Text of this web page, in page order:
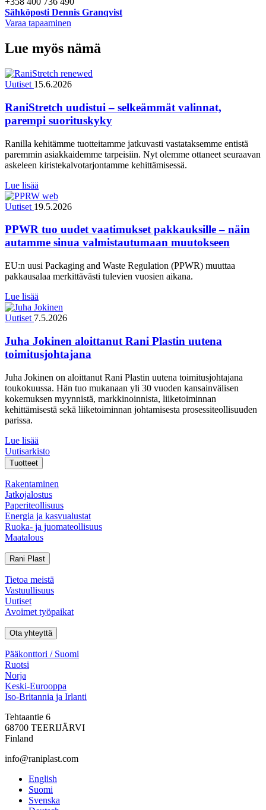
Sähköposti Dennis Granqvist
Varaa tapaaminen
Lue myös nämä
Uutiset 15.6.2026
RaniStretch uudistui – selkeämmät valinnat,
parempi suorituskyky
Ranilla kehitämme tuotteitamme jatkuvasti vastataksemme entistä
paremmin asiakkaidemme tarpeisiin. Nyt olemme ottaneet seuraavan
askeleen kiristekalvotarjontamme kehittämisessä.
Lue lisää
Uutiset 19.5.2026
PPWR tuo uudet vaatimukset pakkauksille – näin
autamme sinua valmistautumaan muutokseen
EU:n uusi Packaging and Waste Regulation (PPWR) muuttaa
pakkausalaa merkittävästi tulevien vuosien aikana.
Lue lisää
Uutiset 7.5.2026
Juha Jokinen aloittanut Rani Plastin uutena
toimitusjohtajana
Juha Jokinen on aloittanut Rani Plastin uutena toimitusjohtajana
toukokuussa. Hän tuo mukanaan yli 30 vuoden kansainvälisen
kokemuksen myynnistä, markkinoinnista, liiketoiminnan
kehittämisestä sekä liiketoiminnan johtamisesta prosessiteollisuuden
parissa.
Lue lisää
Uutisarkisto
Tuotteet
Rakentaminen
Jatkojalostus
Paperiteollisuus
Energia ja kasvualustat
Ruoka- ja juomateollisuus
Maatalous
Rani Plast
Tietoa meistä
Vastuullisuus
Uutiset
Avoimet työpaikat
Ota yhteyttä
Pääkonttori / Suomi
Ruotsi
Norja
Keski-Eurooppa
Iso-Britannia ja Irlanti
Tehtaantie 6
68700 TEERIJÄRVI
Finland
info@raniplast.com
Facebook
YouTube
Instagram
LinkedInEnglish
Suomi
Svenska